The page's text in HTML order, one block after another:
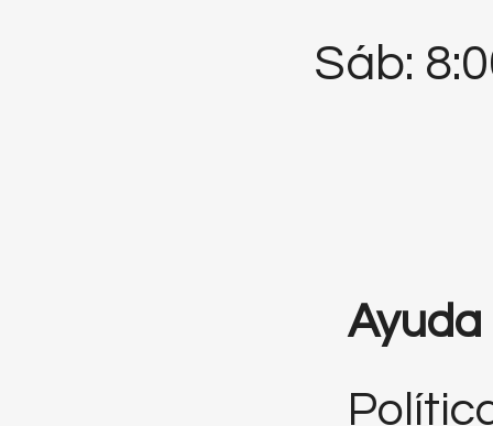
Sáb:
Ayuda